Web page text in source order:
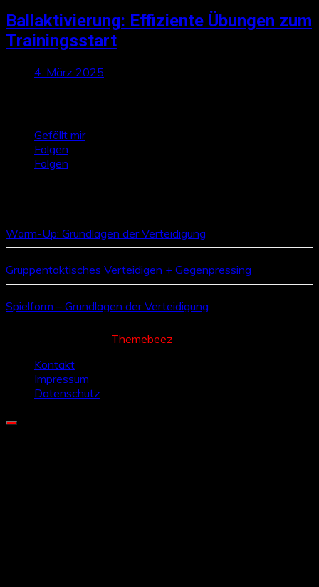
Ballaktivierung: Effiziente Übungen zum
Trainingsstart
4. März 2025
Gefällt mir
Folgen
Folgen
Warm-Up: Grundlagen der Verteidigung
Gruppentaktisches Verteidigen + Gegenpressing
Spielform – Grundlagen der Verteidigung
Themebeez
Kontakt
Impressum
Datenschutz